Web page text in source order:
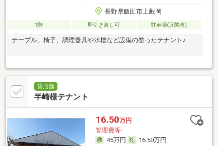
長野県飯田市上殿岡
1階 即引き渡し可 駐車場(近隣含)
テーブル、椅子、調理器具や水槽など設備の整ったテナント♪
貸店舗
半崎様テナント
16.50万円
管理費等-
45万円
16.50万円